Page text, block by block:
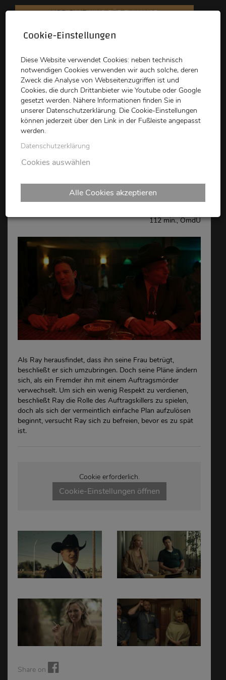
VOD CLUBKINO FÜR ZUHAUSE
schikaneder
Top Kino
schikaneder CLUB
112 min., OmdU
Als Ray herausfindet, dass ihn seine Frau betrügt,
beschließt er sich umzubringen. Doch seine Pläne ändern
sich, als ein Fremder ihn mit einem Auftragsmörder
verwechselt. Um sich ein wenig Respekt zu verdienen,
beschließt Ray die Rolle des Auftragskillers zu spielen,
doch als sich der vermeintlich einfache Plan aufzulösen
beginnt, versucht Ray sich zu befreien, bevor es zu spät
ist.
Cookie erforderlich.
Cookie-Einstellungen öffnen
Share on
Cookie-Einstellungen
Diese Website verwendet Cookies: neben technisch
notwendigen Cookies verwenden wir auch solche, deren
Zweck die Analyse von Webseitenzugriffen ist und
Cookies, die durch Drittanbieter wie Youtube oder Google
gesetzt werden. Nähere Informationen finden Sie in
unserer Datenschutzerklärung. Die Cookie-Einstellungen
können jederzeit über den Link in der Fußleiste angepasst
werden.
Datenschutzerklärung
Cookies auswählen
Alle Cookies akzeptieren